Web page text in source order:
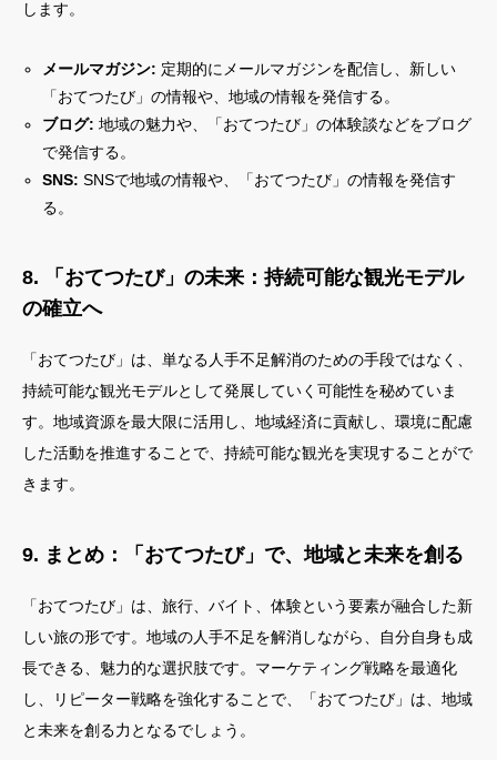
します。
メールマガジン: 定期的にメールマガジンを配信し、新しい
「おてつたび」の情報や、地域の情報を発信する。
ブログ: 地域の魅力や、「おてつたび」の体験談などをブログ
で発信する。
SNS: SNSで地域の情報や、「おてつたび」の情報を発信す
る。
8. 「おてつたび」の未来：持続可能な観光モデル
の確立へ
「おてつたび」は、単なる人手不足解消のための手段ではなく、
持続可能な観光モデルとして発展していく可能性を秘めていま
す。地域資源を最大限に活用し、地域経済に貢献し、環境に配慮
した活動を推進することで、持続可能な観光を実現することがで
きます。
9. まとめ：「おてつたび」で、地域と未来を創る
「おてつたび」は、旅行、バイト、体験という要素が融合した新
しい旅の形です。地域の人手不足を解消しながら、自分自身も成
長できる、魅力的な選択肢です。マーケティング戦略を最適化
し、リピーター戦略を強化することで、「おてつたび」は、地域
と未来を創る力となるでしょう。